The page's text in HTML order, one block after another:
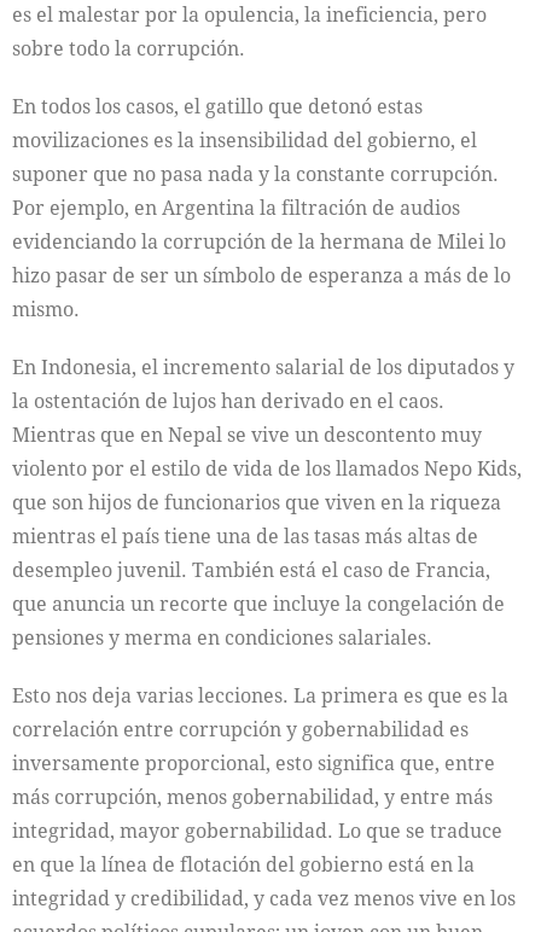
es el malestar por la opulencia, la ineficiencia, pero
sobre todo la corrupción.
En todos los casos, el gatillo que detonó estas
movilizaciones es la insensibilidad del gobierno, el
suponer que no pasa nada y la constante corrupción.
Por ejemplo, en Argentina la filtración de audios
evidenciando la corrupción de la hermana de Milei lo
hizo pasar de ser un símbolo de esperanza a más de lo
mismo.
En Indonesia, el incremento salarial de los diputados y
la ostentación de lujos han derivado en el caos.
Mientras que en Nepal se vive un descontento muy
violento por el estilo de vida de los llamados Nepo Kids,
que son hijos de funcionarios que viven en la riqueza
mientras el país tiene una de las tasas más altas de
desempleo juvenil. También está el caso de Francia,
que anuncia un recorte que incluye la congelación de
pensiones y merma en condiciones salariales.
Esto nos deja varias lecciones. La primera es que es la
correlación entre corrupción y gobernabilidad es
inversamente proporcional, esto significa que, entre
más corrupción, menos gobernabilidad, y entre más
integridad, mayor gobernabilidad. Lo que se traduce
en que la línea de flotación del gobierno está en la
integridad y credibilidad, y cada vez menos vive en los